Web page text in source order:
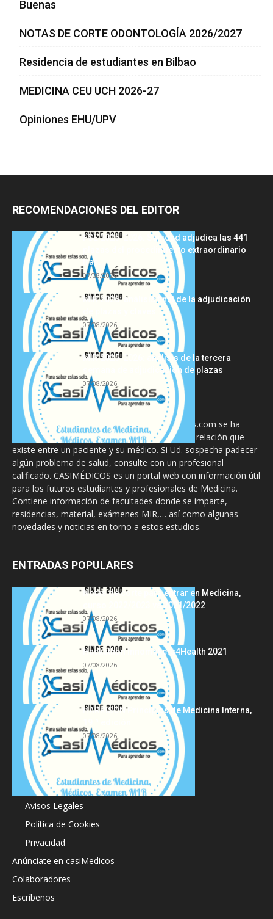
Buenas
NOTAS DE CORTE ODONTOLOGÍA 2026/2027
Residencia de estudiantes en Bilbao
MEDICINA CEU UCH 2026-27
Opiniones EHU/UPV
RECOMENDACIONES DEL EDITOR
FSE 2025-2026: Sanidad adjudica las 441
plazas del procedimiento extraordinario
tras...
07/08/2026
MIR 2026: análisis final de la adjudicación
de plazas y claves...
07/08/2026
MIR 2025-2026: análisis de la tercera
semana de adjudicación de plazas
07/08/2026
La información proporcionada en CasiMedicos.com se ha
diseñado para complementar, no substituir, la relación que
existe entre un paciente y su médico. Si Ud. sospecha padecer
algún problema de salud, consulte con un profesional
calificado. CASIMÉDICOS es un portal web con información útil
para los futuros estudiantes y profesionales de Medicina.
Contiene información de facultades donde se imparte,
residencias, material, exámenes MIR,… así como algunas
novedades y noticias en torno a estos estudios.
ENTRADAS POPULARES
Notas de corte para entrar en Medicina,
curso 2022/2023 vs 2021/2022
07/08/2026
Hackathon Innomakers4Health 2021
07/08/2026
HARRISON Principios de Medicina Interna,
07/08/2026
Acerca de
Avisos Legales
Política de Cookies
Privacidad
Anúnciate en casiMedicos
Colaboradores
Escríbenos